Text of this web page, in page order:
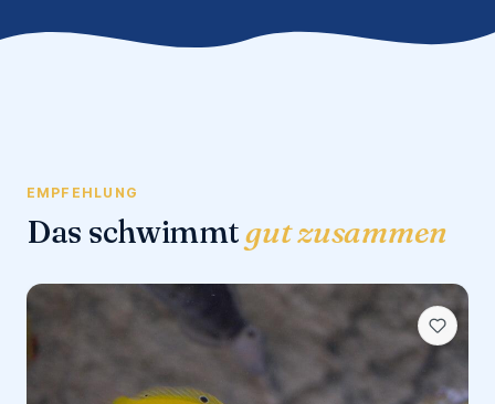
EMPFEHLUNG
Das schwimmtgut zusammen